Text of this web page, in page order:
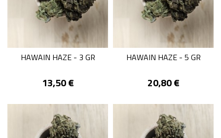
HAWAIN HAZE - 3 GR
Prix
13,50 €
HAWAIN HAZE - 5 GR
Prix
20,80 €